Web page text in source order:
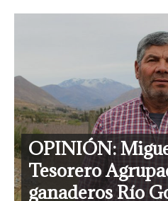
OPINIÓN:
Tesorero
ganaderos Río